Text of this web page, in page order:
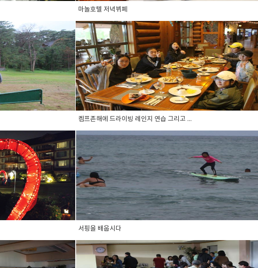
마놀호텔 저녁뷔폐
켐프존해에 드라이빙 레인지 연습 그리고 ...
서핑을 배웁시다